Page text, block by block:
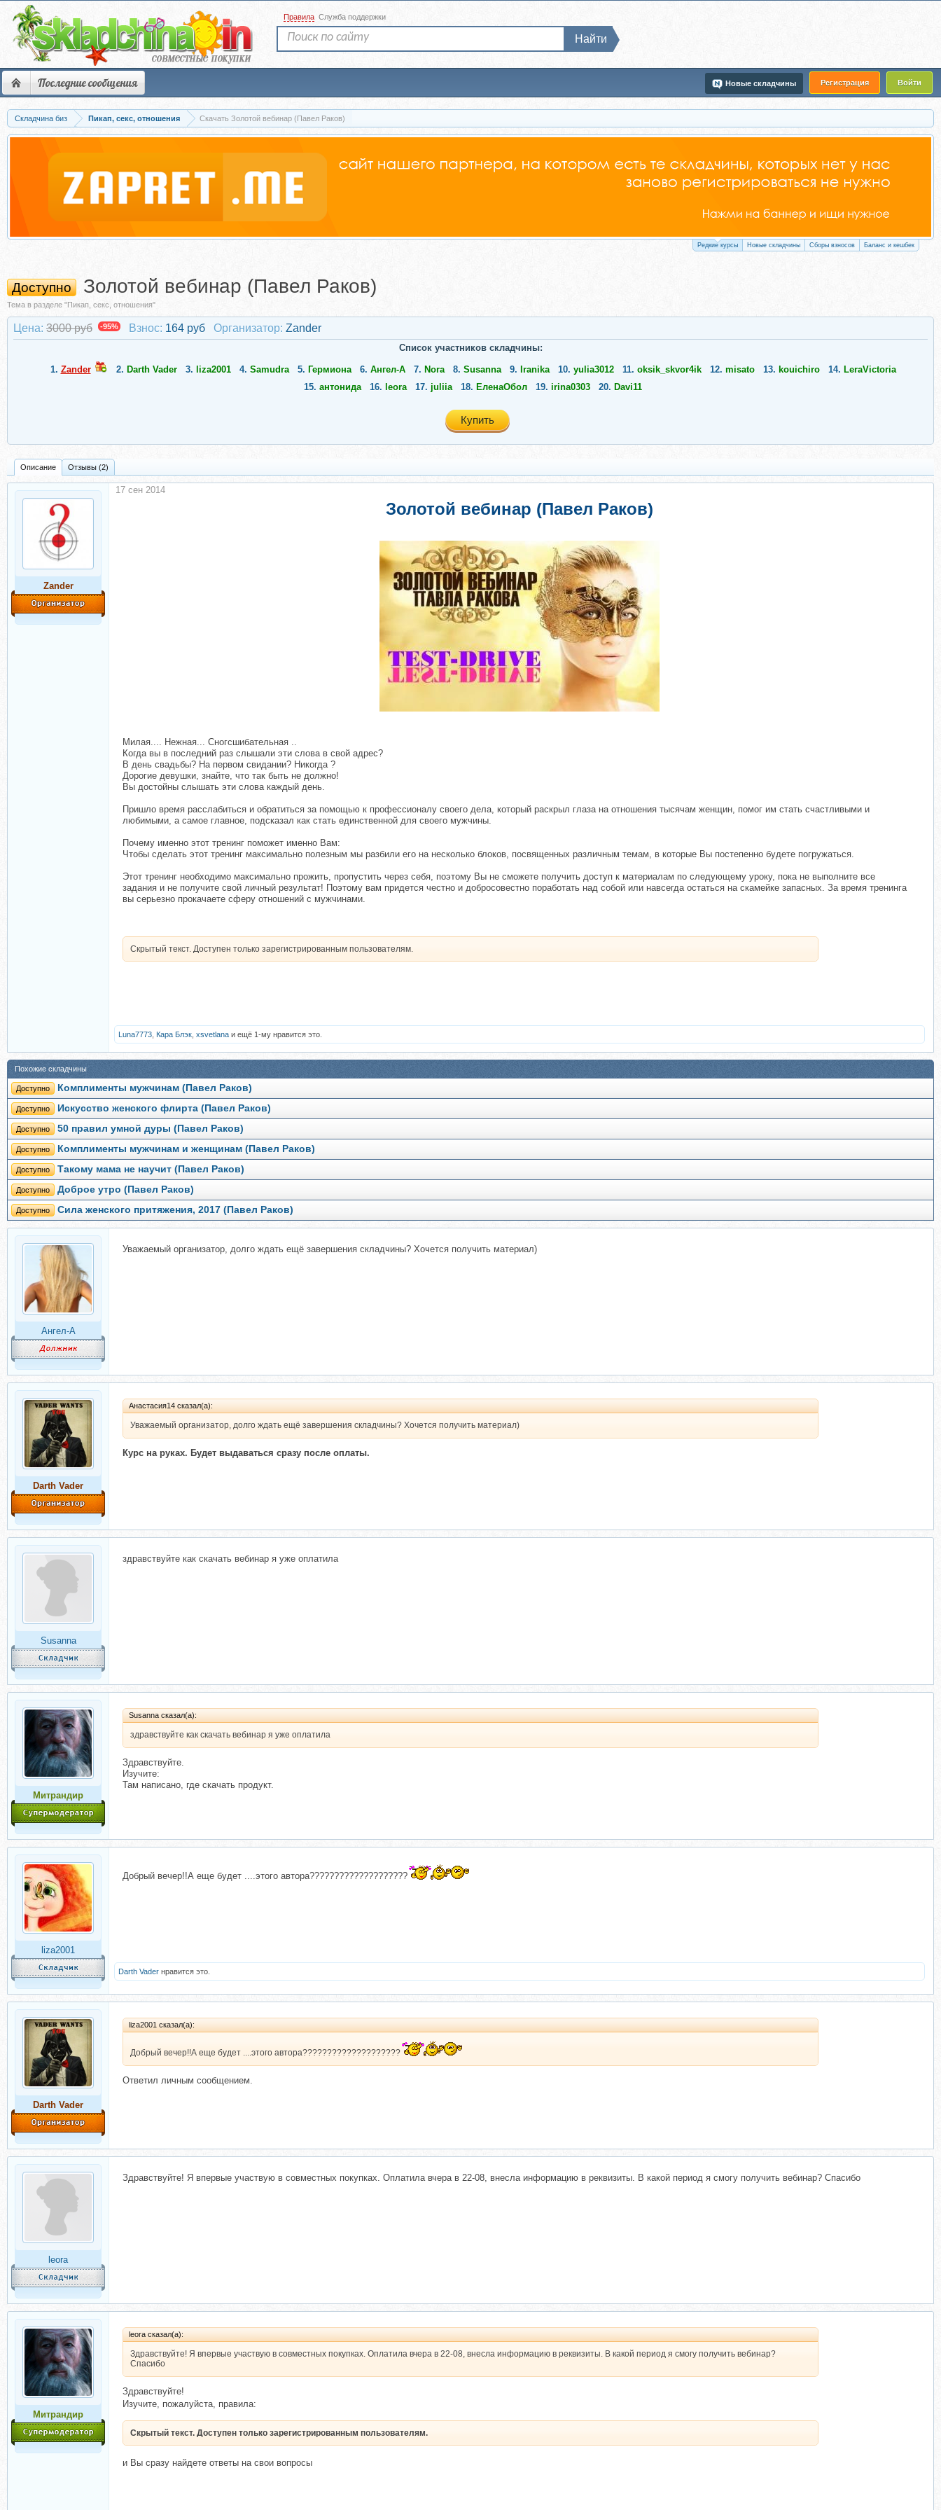
Последние сообщения Регистрация Войти
Новые складчины
Правила Служба поддержки
Найти
Складчина биз Пикап, секс, отношения Скачать Золотой вебинар (Павел Раков)
Редкие курсы Новые складчины Сборы взносов Баланс и кешбек
Доступно Золотой вебинар (Павел Раков)
Тема в разделе "Пикап, секс, отношения"
Цена: 3000 руб -95% Взнос: 164 руб Организатор: Zander
Список участников складчины:
1. Zander 2. Darth Vader 3. liza2001 4. Samudra 5. Гермиона 6. Ангел-А 7. Nora 8. Susanna 9. Iranika 10. yulia3012 11. oksik_skvor4ik 12. misato 13. kouichiro 14. LeraVictoria
15. антонида 16. leora 17. juliia 18. ЕленаОбол 19. irina0303 20. Davi11
Купить
Описание Отзывы (2)
Zander
Золотой вебинар (Павел Раков)
Милая.... Нежная... Сногсшибательная ..
Когда вы в последний раз слышали эти слова в свой адрес?
В день свадьбы? На первом свидании? Никогда ?
Дорогие девушки, знайте, что так быть не должно!
Вы достойны слышать эти слова каждый день.
Пришло время расслабиться и обратиться за помощью к профессионалу своего дела, который раскрыл глаза на отношения тысячам женщин, помог им стать счастливыми и
любимыми, а самое главное, подсказал как стать единственной для своего мужчины.
Почему именно этот тренинг поможет именно Вам:
Чтобы сделать этот тренинг максимально полезным мы разбили его на несколько блоков, посвященных различным темам, в которые Вы постепенно будете погружаться.
Этот тренинг необходимо максимально прожить, пропустить через себя, поэтому Вы не сможете получить доступ к материалам по следующему уроку, пока не выполните все
задания и не получите свой личный результат! Поэтому вам придется честно и добросовестно поработать над собой или навсегда остаться на скамейке запасных. За время тренинга
вы серьезно прокачаете сферу отношений с мужчинами.
Скрытый текст. Доступен только зарегистрированным пользователям.
17 сен 2014
Luna7773 Кара Блэк xsvetlana и ещё 1-му нравится это.
Похожие складчины
Доступно Комплименты мужчинам (Павел Раков)
Доступно Искусство женского флирта (Павел Раков)
Доступно 50 правил умной дуры (Павел Раков)
Доступно Комплименты мужчинам и женщинам (Павел Раков)
Доступно Такому мама не научит (Павел Раков)
Доступно Доброе утро (Павел Раков)
Доступно Сила женского притяжения, 2017 (Павел Раков)
Ангел-А
Уважаемый организатор, долго ждать ещё завершения складчины? Хочется получить материал)
Darth Vader
Анастасия14 сказал(а):
Уважаемый организатор, долго ждать ещё завершения складчины? Хочется получить материал)
Курс на руках. Будет выдаваться сразу после оплаты.
Susanna
здравствуйте как скачать вебинар я уже оплатила
Митрандир
Susanna сказал(а):
здравствуйте как скачать вебинар я уже оплатила
Здравствуйте.
Изучите:
Там написано, где скачать продукт.
liza2001
Добрый вечер!!А еще будет ....этого автора????????????????????
Darth Vader нравится это.
Darth Vader
liza2001 сказал(а):
Добрый вечер!!А еще будет ....этого автора????????????????????
Ответил личным сообщением.
leora
Здравствуйте! Я впервые участвую в совместных покупках. Оплатила вчера в 22-08, внесла информацию в реквизиты. В какой период я смогу получить вебинар? Спасибо
Митрандир
leora сказал(а):
Здравствуйте! Я впервые участвую в совместных покупках. Оплатила вчера в 22-08, внесла информацию в реквизиты. В какой период я смогу получить вебинар?
Спасибо
Здравствуйте!
Изучите, пожалуйста, правила:
Скрытый текст. Доступен только зарегистрированным пользователям.
и Вы сразу найдете ответы на свои вопросы